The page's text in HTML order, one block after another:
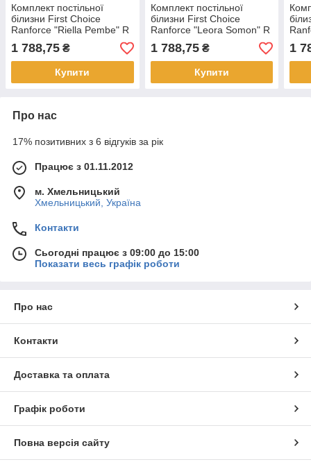
Комплект постільної
білизни First Choice
Ranforce "Riella Pembe" R
61
1 788,75 ₴
Купити
Комплект постільної
білизни First Choice
Ranforce "Leora Somon" R
176
1 788,75₴
Купити
76
1
Про нас
17% позитивних з 6 відгуків за рік
Працює з 01.11.2012
м. Хмельницький
Хмельницький, Україна
Контакти
Сьогодні працює з 09:00 до 15:00
Показати весь графік роботи
Про нас
Контакти
Доставка та оплата
Графік роботи
Повна версія сайту